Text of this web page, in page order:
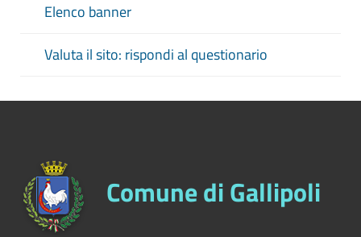
Elenco banner
Valuta il sito: rispondi al questionario
Comune di Gallipoli